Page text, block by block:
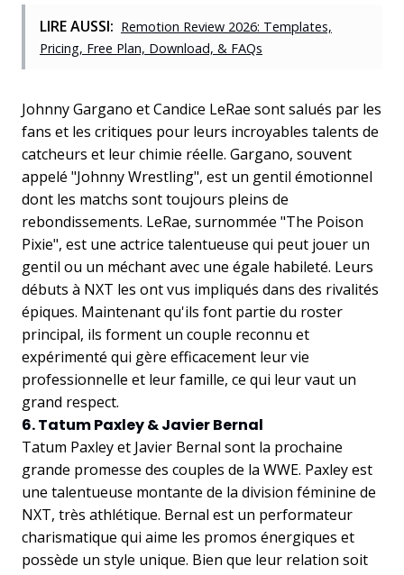
LIRE AUSSI: Remotion Review 2026: Templates,
Pricing, Free Plan, Download, & FAQs
Johnny Gargano et Candice LeRae sont salués par les
fans et les critiques pour leurs incroyables talents de
catcheurs et leur chimie réelle. Gargano, souvent
appelé "Johnny Wrestling", est un gentil émotionnel
dont les matchs sont toujours pleins de
rebondissements. LeRae, surnommée "The Poison
Pixie", est une actrice talentueuse qui peut jouer un
gentil ou un méchant avec une égale habileté. Leurs
débuts à NXT les ont vus impliqués dans des rivalités
épiques. Maintenant qu'ils font partie du roster
principal, ils forment un couple reconnu et
expérimenté qui gère efficacement leur vie
professionnelle et leur famille, ce qui leur vaut un
grand respect.
6. Tatum Paxley & Javier Bernal
Tatum Paxley et Javier Bernal sont la prochaine
grande promesse des couples de la WWE. Paxley est
une talentueuse montante de la division féminine de
NXT, très athlétique. Bernal est un performateur
charismatique qui aime les promos énergiques et
possède un style unique. Bien que leur relation soit